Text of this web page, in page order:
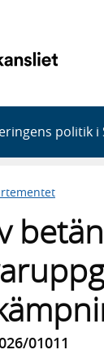
politik i
01011